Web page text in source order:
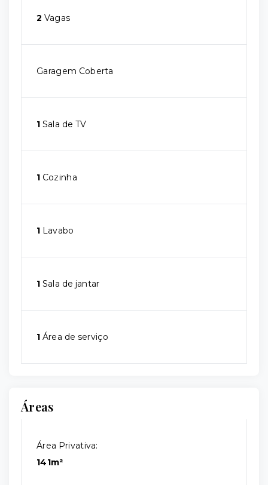
2 Vagas
Garagem Coberta
1 Sala de TV
1 Cozinha
1 Lavabo
1 Sala de jantar
1 Área de serviço
Áreas
Área Privativa:
141m²